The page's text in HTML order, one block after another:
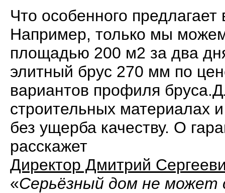
Что особенного
Например, только мы
площадью 200 м2 за два
элитный брус 270 мм по
вариантов профиля
строительных материалах
без ущерба качеству. О
расскажет
Директор Дмитрий
«Серьёзный дом не